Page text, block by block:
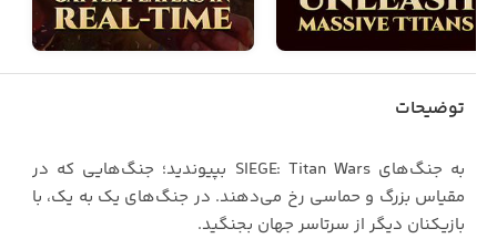
توضیحات
به جنگ‌های SIEGE: Titan Wars بپیوندید؛ جنگ‌هایی که در
مقیاس بزرگ و حماسی رخ می‌دهند. در جنگ‌های یک به یک، با
بازیکنان دیگر از سرتاسر جهان بجنگید.